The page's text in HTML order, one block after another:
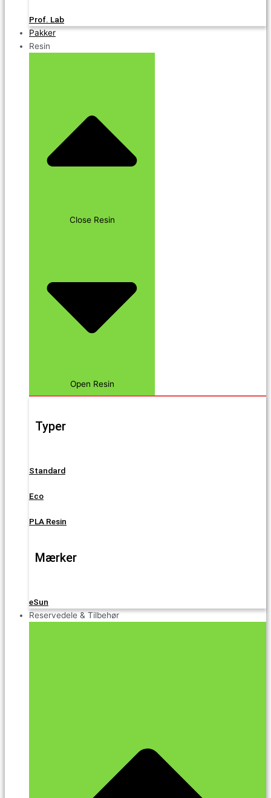
Prof. Lab
Pakker
Resin
Close Resin
Open Resin
Typer
Standard
Eco
PLA Resin
Mærker
eSun
Reservedele & Tilbehør